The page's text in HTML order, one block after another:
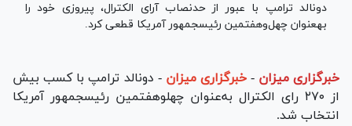
دونالد ترامپ با عبور از حدنصاب آرای الکترال، پیروزی خود را
به‎عنوان چهل‌و‎هفتمین رئیس‎جمهور آمریکا قطعی کرد.
خبرگزاری میزان - خبرگزاری میزان - دونالد ترامپ با کسب بیش
از ۲۷۰ رای الکترال به‌عنوان چهل‎و‎هفتمین رئیس‎جمهور آمریکا
انتخاب شد.